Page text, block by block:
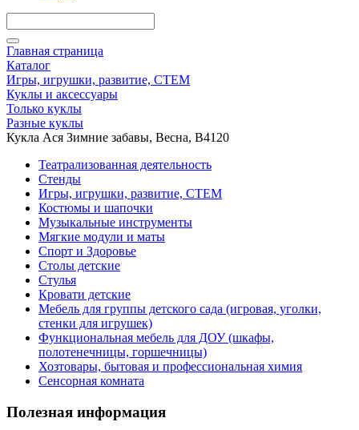
Главная страница
Каталог
Игры, игрушки, развитие, СТЕМ
Куклы и аксессуары
Только куклы
Разные куклы
Кукла Ася Зимние забавы, Весна, В4120
Театрализованная деятельность
Стенды
Игры, игрушки, развитие, СТЕМ
Костюмы и шапочки
Музыкальные инструменты
Мягкие модули и маты
Спорт и Здоровье
Столы детские
Стулья
Кровати детские
Мебель для группы детского сада (игровая, уголки,
стенки для игрушек)
Функциональная мебель для ДОУ (шкафы,
полотенечницы, горшечницы)
Хозтовары, бытовая и профессиональная химия
Сенсорная комната
Полезная информация